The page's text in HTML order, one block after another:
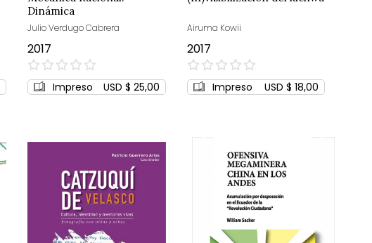
Dinámica
Julio Verdugo Cabrera
2017
0%
Impreso USD $ 25,00
Airuma Kowii
2017
0%
Impreso USD $ 18,00